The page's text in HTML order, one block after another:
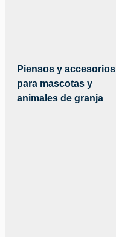
Piensos y accesorios
para mascotas y
animales de granja